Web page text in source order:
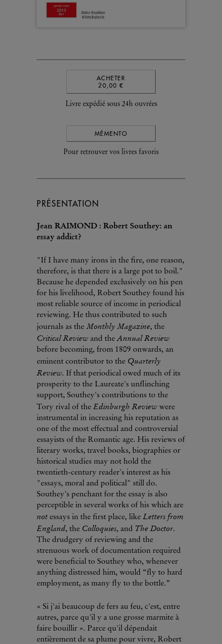
ACHETER
20,00 €
Livre expédié sous 24h ouvrées
MÉMENTO
Pour retrouver vos livres favoris
PRÉSENTATION
Jean RAIMOND : Robert Southey: an
essay addict?
"If I have many irons in the fire, one reason,
therefore, is that there is a large pot to boil."
Because he depended exclusively on his pen
for his livelihood, Robert Southey found his
most reliable source of income in periodical
reviewing. He thus contributed to such
journals as the Monthly Magazine, the
Critical Review and theAnnual Review
before becoming, from 1809 onwards, an
eminent contributor to the Quarterly
Review. If that periodical owed much of its
prosperity to the Laureate's unflinching
support, Southey's contributions to the
Tory rival of the Edinburgh Review were
instrumental in increasing his reputation as
one of the most effectual and controversial
essayists of the Romantic age. His reviews of
literary works, travel books, biographies or
historical studies may not hold the
twentieth-century reader's interest as his
"essays, moral and political" still do.
Southey's penchant for the essay is also
perceptible in several works of his which are
not essays in the first place, like Letters from
England, the Colloquies, and The Doctor.
The drudgery of reviewing and the
strenuous work of documentation required
were beneficial to Southey who, whenever
anything distressed him, would “fly to hard
employment, as many fly to the bottle.”
« Si j'ai beaucoup de fers au feu, c'est, entre
autres, parce qu'il y a une grosse marmite à
faire bouillir ». Parce qu'il dépendait
entièrement de sa plume pour vivre, Robert